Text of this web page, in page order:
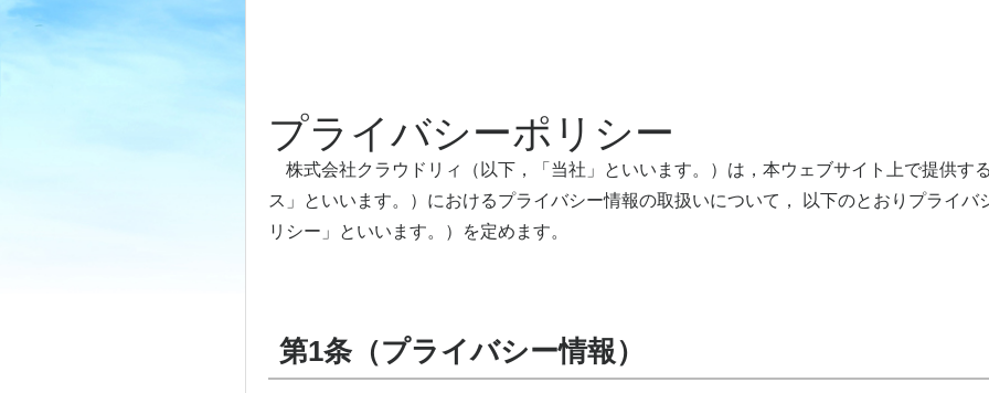
プライバシーポリシー
株式会社クラウドリィ（以下，「当社」といいます。）は，本ウェブサイト上で提供す
ス」といいます。）におけるプライバシー情報の取扱いについて， 以下のとおりプライバ
リシー」といいます。）を定めます。
第1条（プライバシー情報）